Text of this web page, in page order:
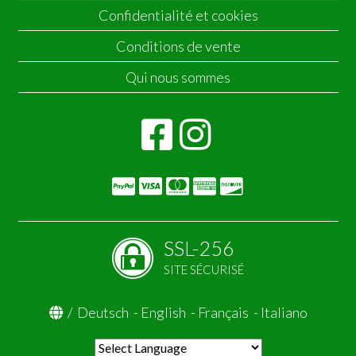
Confidentialité et cookies
Conditions de vente
Qui nous sommes
SSL-256
SITE SÉCURISÉ
/ Deutsch - English - Français - Italiano